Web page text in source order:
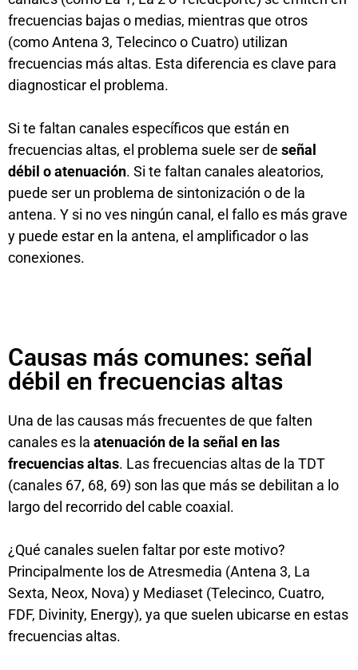
frecuencias bajas o medias, mientras que otros
(como Antena 3, Telecinco o Cuatro) utilizan
frecuencias más altas. Esta diferencia es clave para
diagnosticar el problema.
Si te faltan canales específicos que están en
frecuencias altas, el problema suele ser de señal
débil o atenuación. Si te faltan canales aleatorios,
puede ser un problema de sintonización o de la
antena. Y si no ves ningún canal, el fallo es más grave
y puede estar en la antena, el amplificador o las
conexiones.
Causas más comunes: señal
débil en frecuencias altas
Una de las causas más frecuentes de que falten
canales es la atenuación de la señal en las
frecuencias altas. Las frecuencias altas de la TDT
(canales 67, 68, 69) son las que más se debilitan a lo
largo del recorrido del cable coaxial.
¿Qué canales suelen faltar por este motivo?
Principalmente los de Atresmedia (Antena 3, La
Sexta, Neox, Nova) y Mediaset (Telecinco, Cuatro,
FDF, Divinity, Energy), ya que suelen ubicarse en estas
frecuencias altas.